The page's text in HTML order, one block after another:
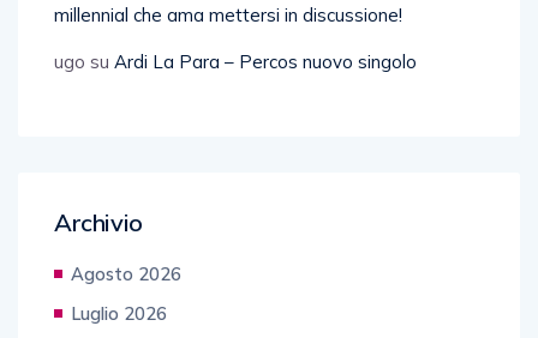
millennial che ama mettersi in discussione!
ugo su Ardi La Para – Percos nuovo singolo
Archivio
Agosto 2026
Luglio 2026